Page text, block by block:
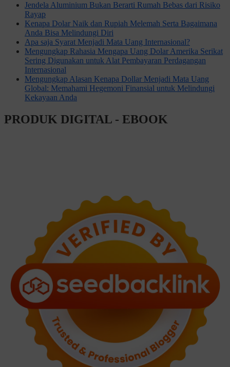
Jendela Aluminium Bukan Berarti Rumah Bebas dari Risiko
Rayap
Kenapa Dolar Naik dan Rupiah Melemah Serta Bagaimana
Anda Bisa Melindungi Diri
Apa saja Syarat Menjadi Mata Uang Internasional?
Mengungkap Rahasia Mengapa Uang Dolar Amerika Serikat
Sering Digunakan untuk Alat Pembayaran Perdagangan
Internasional
Mengungkap Alasan Kenapa Dollar Menjadi Mata Uang
Global: Memahami Hegemoni Finansial untuk Melindungi
Kekayaan Anda
PRODUK DIGITAL - EBOOK